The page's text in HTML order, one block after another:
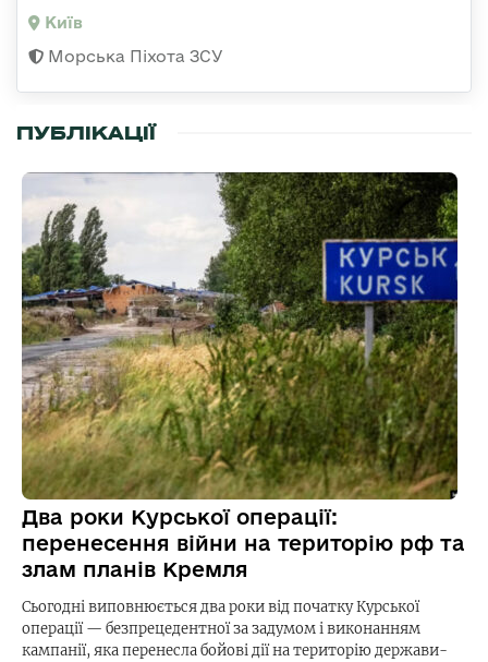
Київ
Морська Піхота ЗСУ
ПУБЛІКАЦІЇ
Два роки Курської операції:
перенесення війни на територію рф та
злам планів Кремля
Сьогодні виповнюється два роки від початку Курської
операції — безпрецедентної за задумом і виконанням
кампанії, яка перенесла бойові дії на територію держави-